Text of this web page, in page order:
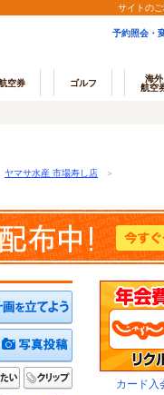
サイトの
予約照会・
空券 ゴルフ
海外
航空
ヤマサ水産 市場寿し店
＞
クチコミを投稿する写真を投稿する
行きたい
カード入